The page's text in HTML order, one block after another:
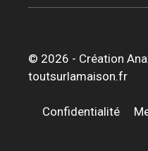
© 2026 - Création
toutsurlamaison.fr
Confidentialité